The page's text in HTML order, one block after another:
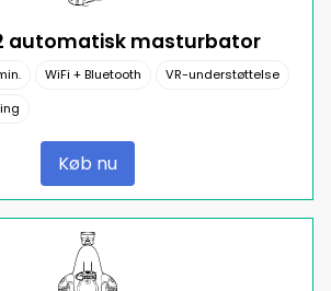
automatisk masturbator
WiFi + Bluetooth
VR-understøttelse
Køb nu